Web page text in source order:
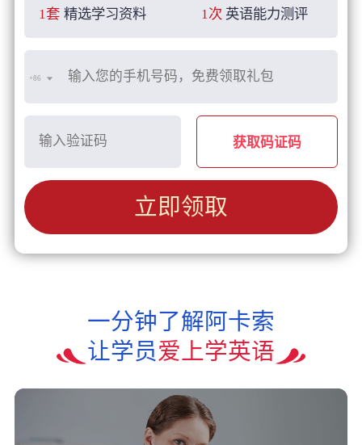
1套 精选学习资料 1次 英语能力测评
+86
获取码证码
立即领取
一分钟了解阿卡索
让学员爱上学英语